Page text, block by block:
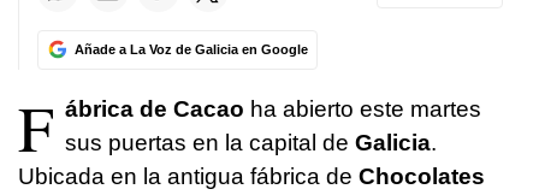
Añade a La Voz de Galicia en Google
F ábrica de Cacao ha abierto este martes
sus puertas en la capital de Galicia.
Ubicada en la antigua fábrica de Chocolates